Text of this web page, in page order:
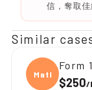
信，奪取佳
Similar
Maths
Form
$250/